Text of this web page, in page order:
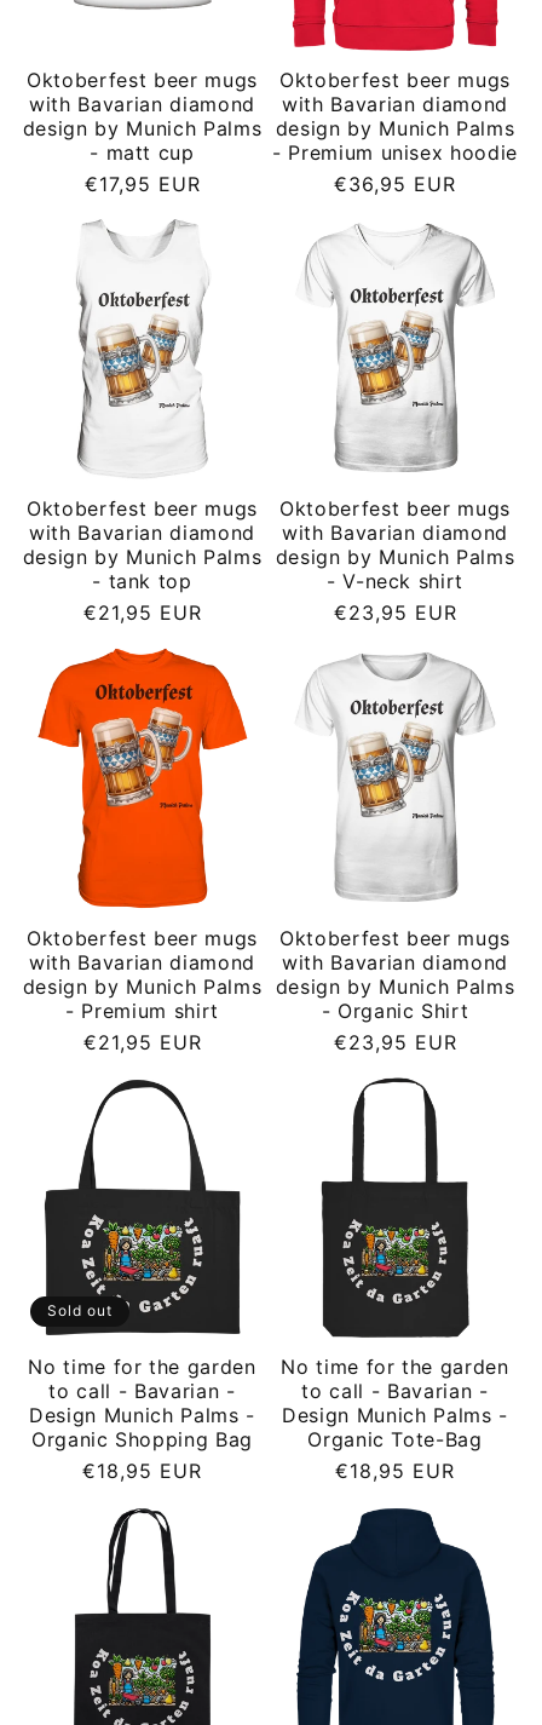
Oktoberfest beer mugs
with Bavarian diamond
design by Munich Palms
- matt cup
Regular
€17,95 EUR
Oktoberfest beer mugs
with Bavarian diamond
design by Munich Palms
- Premium unisex hoodie
Regular
€36,95 EUR
Oktoberfest beer mugs
with Bavarian diamond
design by Munich Palms
- tank top
Regular
€21,95 EUR
Oktoberfest beer mugs
with Bavarian diamond
design by Munich Palms
- V-neck shirt
Regular
€23,95 EUR
Oktoberfest beer mugs
with Bavarian diamond
design by Munich Palms
- Premium shirt
Regular
€21,95 EUR
Oktoberfest beer mugs
with Bavarian diamond
design by Munich Palms
- Organic Shirt
Regular
€23,95 EUR
Sold out
No time for the garden
to call - Bavarian -
Design Munich Palms -
Organic Shopping Bag
Regular
€18,95 EUR
No time for the garden
to call - Bavarian -
Design Munich Palms -
Organic Tote-Bag
Regular
€18,95 EUR